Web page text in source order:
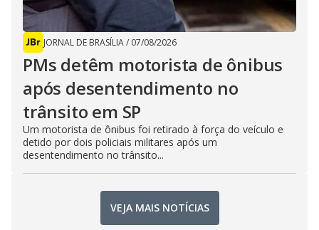
JORNAL DE BRASÍLIA/ 07/08/2026
PMs detêm motorista de ônibus
após desentendimento no
trânsito em SP
Um motorista de ônibus foi retirado à força do veículo e
detido por dois policiais militares após um
desentendimento no trânsito...
VEJA MAIS NOTÍCIAS